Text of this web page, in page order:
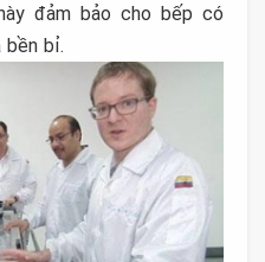
đảm bảo cho bếp có
bỉ.